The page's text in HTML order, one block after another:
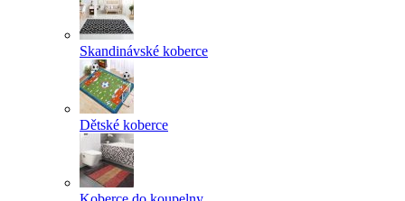
Skandinávské koberce
Dětské koberce